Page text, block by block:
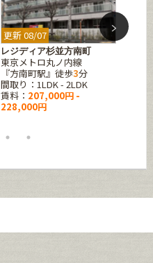
更新 08/07
レジディア杉並方南町
東京メトロ丸ノ内線
『方南町駅』徒歩3分
間取り：1LDK - 2LDK
賃料： 207,000円 -
228,000円
更新